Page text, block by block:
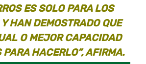
ES SOLO PARA LOS
HAN DEMOSTRADO QUE
O MEJOR CAPACIDAD
PARA HACERLO”, AFIRMA.